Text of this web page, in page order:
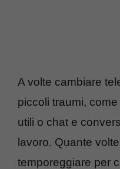
A volte cambiare
piccoli traumi,
utili o chat e
lavoro. Quante
temporeggiare per